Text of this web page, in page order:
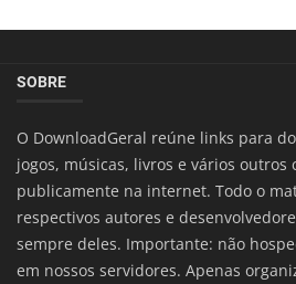
SOBRE
O DownloadGeral reúne links para
jogos, músicas, livros e vários outros
publicamente na internet. Todo o
respectivos autores e
sempre deles. Importante: não
em nossos servidores. Apenas